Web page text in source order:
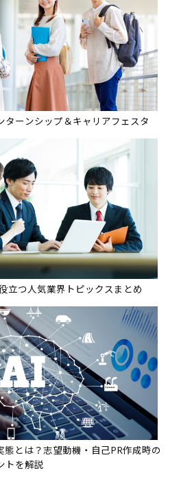
ターンシップ＆キャリアフェスタ
立つ人気業界トピックスまとめ
とは？志望動機・自己PR作成時の
トを解説